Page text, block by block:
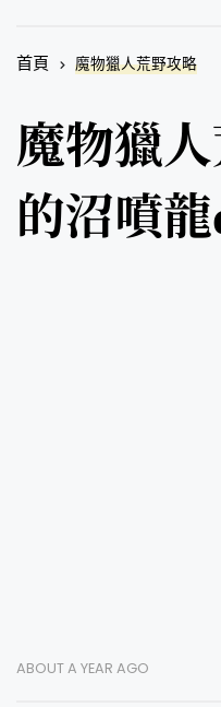
首頁 魔物獵人荒野攻略
魔物獵
的沼噴
ABOUT A YEAR AGO